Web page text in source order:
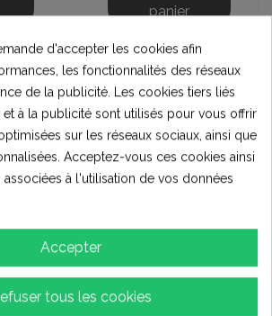
panier
d'accepter les cookies afin
les fonctionnalités des réseaux
de la publicité. Les cookies tiers liés
et à la publicité sont utilisés pour vous offrir
sur les réseaux sociaux, ainsi que
Acceptez-vous ces cookies ainsi
à l'utilisation de vos données
Accepter
tous les cookies